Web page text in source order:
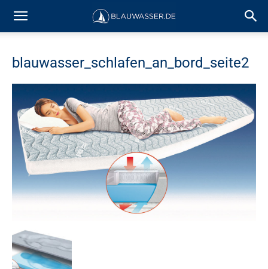
blauwasser_schlafen_an_bord_seite2